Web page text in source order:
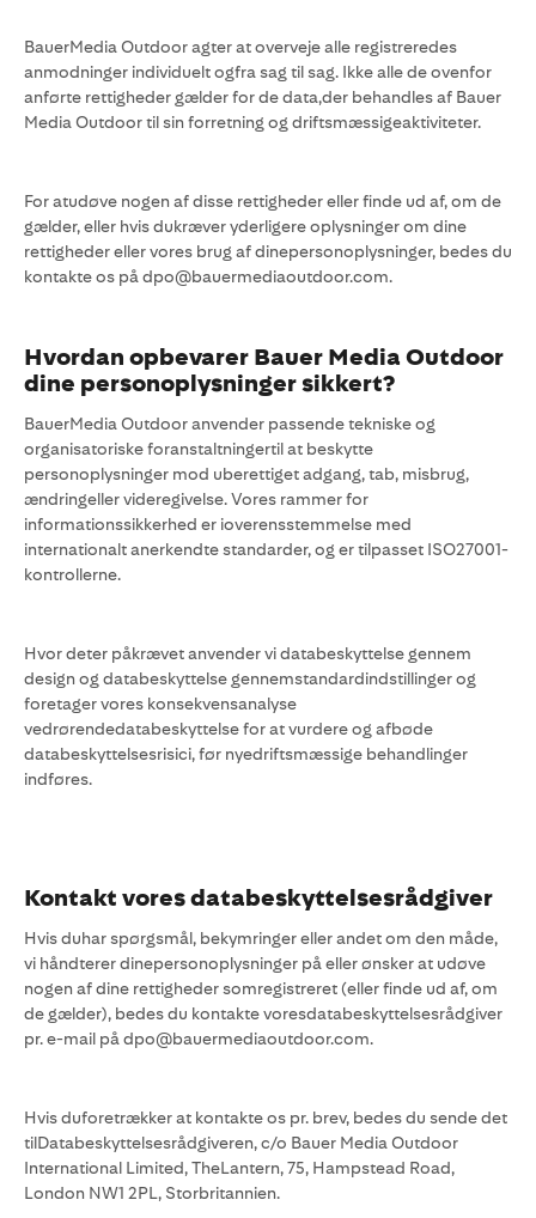
BauerMedia Outdoor agter at overveje alle registreredes
anmodninger individuelt ogfra sag til sag. Ikke alle de ovenfor
anførte rettigheder gælder for de data,der behandles af Bauer
Media Outdoor til sin forretning og driftsmæssigeaktiviteter.
For atudøve nogen af disse rettigheder eller finde ud af, om de
gælder, eller hvis dukræver yderligere oplysninger om dine
rettigheder eller vores brug af dinepersonoplysninger, bedes du
kontakte os på dpo@bauermediaoutdoor.com.
Hvordan opbevarer Bauer Media Outdoor
dine personoplysninger sikkert?
BauerMedia Outdoor anvender passende tekniske og
organisatoriske foranstaltningertil at beskytte
personoplysninger mod uberettiget adgang, tab, misbrug,
ændringeller videregivelse. Vores rammer for
informationssikkerhed er ioverensstemmelse med
internationalt anerkendte standarder, og er tilpasset ISO27001-
kontrollerne.
Hvor deter påkrævet anvender vi databeskyttelse gennem
design og databeskyttelse gennemstandardindstillinger og
foretager vores konsekvensanalyse
vedrørendedatabeskyttelse for at vurdere og afbøde
databeskyttelsesrisici, før nyedriftsmæssige behandlinger
indføres.
Kontakt vores databeskyttelsesrådgiver
Hvis duhar spørgsmål, bekymringer eller andet om den måde,
vi håndterer dinepersonoplysninger på eller ønsker at udøve
nogen af dine rettigheder somregistreret (eller finde ud af, om
de gælder), bedes du kontakte voresdatabeskyttelsesrådgiver
pr. e-mail på dpo@bauermediaoutdoor.com.
Hvis duforetrækker at kontakte os pr. brev, bedes du sende det
tilDatabeskyttelsesrådgiveren, c/o Bauer Media Outdoor
International Limited, TheLantern, 75, Hampstead Road,
London NW1 2PL, Storbritannien.